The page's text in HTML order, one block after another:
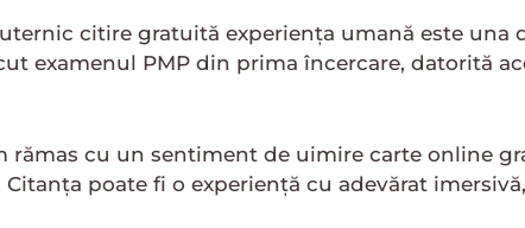
citire gratuită experiența umană este
examenul PMP din prima încercare, datorită
rămas cu un sentiment de uimire carte online
poate fi o experiență cu adevărat